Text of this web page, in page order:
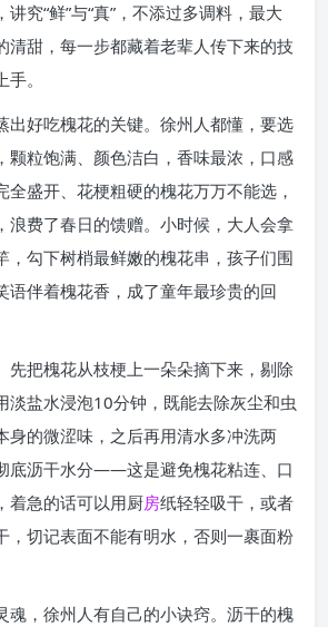
究“鲜”与“真”，不添过多调料，最大
清甜，每一步都藏着老辈人传下来的技
。
出好吃槐花的关键。徐州人都懂，要选
颗粒饱满、颜色洁白，香味最浓，口感
全盛开、花梗粗硬的槐花万万不能选，
浪费了春日的馈赠。小时候，大人会拿
，勾下树梢最鲜嫩的槐花串，孩子们围
语伴着槐花香，成了童年最珍贵的回
先把槐花从枝梗上一朵朵摘下来，剔除
淡盐水浸泡10分钟，既能去除灰尘和虫
身的微涩味，之后再用清水多冲洗两
底沥干水分——这是避免槐花粘连、口
着急的话可以用厨房纸轻轻吸干，或者
，切记表面不能有明水，否则一裹面粉
魂，徐州人有自己的小诀窍。沥干的槐